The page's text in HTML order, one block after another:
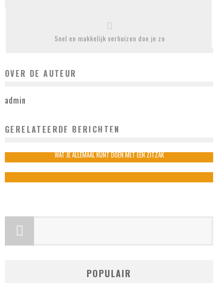
Snel en makkelijk verhuizen doe je zo
OVER DE AUTEUR
admin
GERELATEERDE BERICHTEN
DE VOORDELEN VAN PVC TEGELS VOOR UW VLOER
WAT JE ALLEMAAL KUNT DOEN MET EEN ZITZAK
POPULAIR